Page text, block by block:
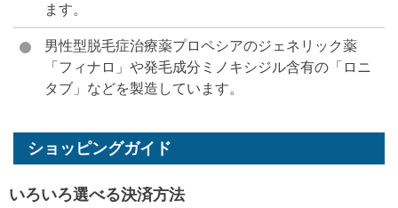
ます。
男性型脱毛症治療薬プロペシアのジェネリック薬
「フィナロ」や発毛成分ミノキシジル含有の「ロニ
タブ」などを製造しています。
ショッピングガイド
いろいろ選べる決済方法